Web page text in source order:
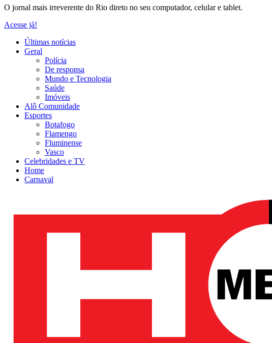
O jornal mais irreverente do Rio direto no seu computador, celular e tablet.
Acesse já!
Últimas notícias
Geral
Polícia
De responsa
Mundo e Tecnologia
Saúde
Imóveis
Alô Comunidade
Esportes
Botafogo
Flamengo
Fluminense
Vasco
Celebridades e TV
Home
Carnaval